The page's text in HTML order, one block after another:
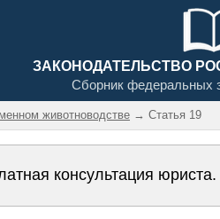
ЗАКОНОДАТЕЛЬСТВО
Сборник федеральных
животноводстве → Статья 19
консультация